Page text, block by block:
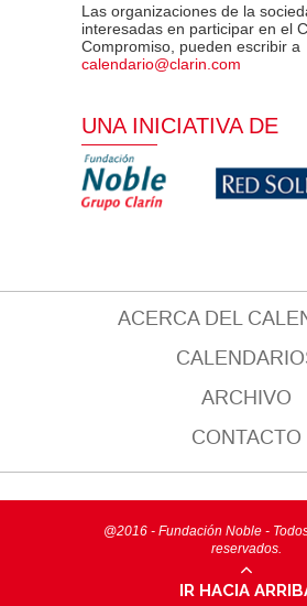
Las organizaciones de la
interesadas en participar en el
Compromiso, pueden escribir a
calendario@clarin.com
UNA INICIATIVA DE
ACERCA DEL
ARCHIVO
CONTACTO
@2016 - Fundación Noble -
reservados.
IR HACIA